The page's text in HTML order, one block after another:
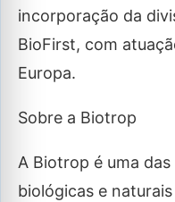
incorporação da
BioFirst, com
Europa.
Sobre a Biotrop
A Biotrop é uma
biológicas e